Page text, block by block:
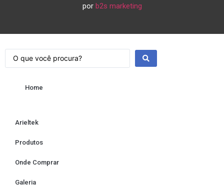
por b2s marketing
Home
Arieltek
Produtos
Onde Comprar
Galeria